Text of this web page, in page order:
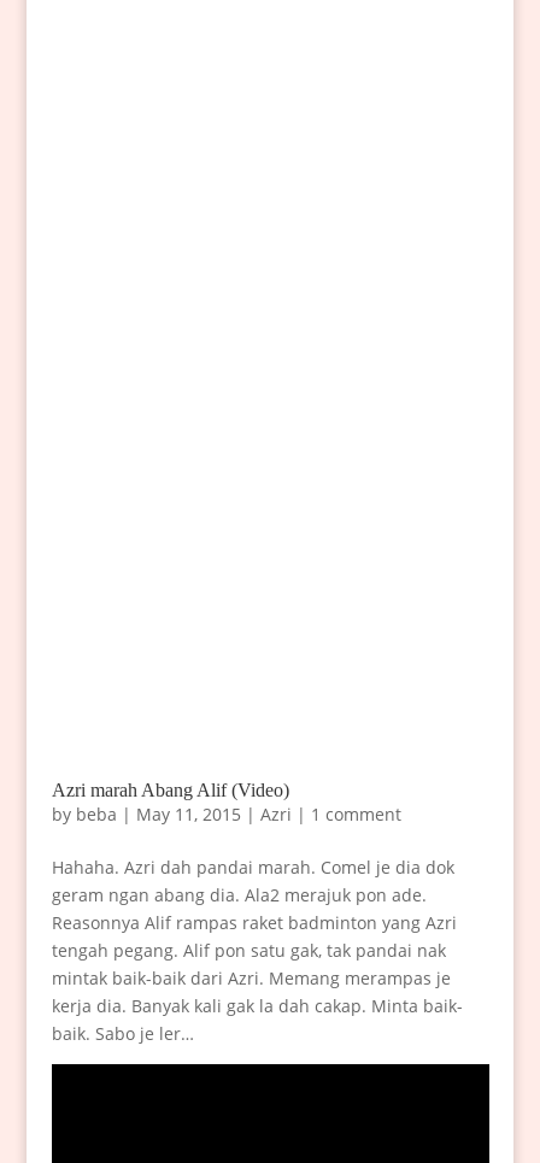
Azri marah Abang Alif (Video)
by beba | May 11, 2015 | Azri | 1 comment
Hahaha. Azri dah pandai marah. Comel je dia dok
geram ngan abang dia. Ala2 merajuk pon ade.
Reasonnya Alif rampas raket badminton yang Azri
tengah pegang. Alif pon satu gak, tak pandai nak
mintak baik-baik dari Azri. Memang merampas je
kerja dia. Banyak kali gak la dah cakap. Minta baik-
baik. Sabo je ler…